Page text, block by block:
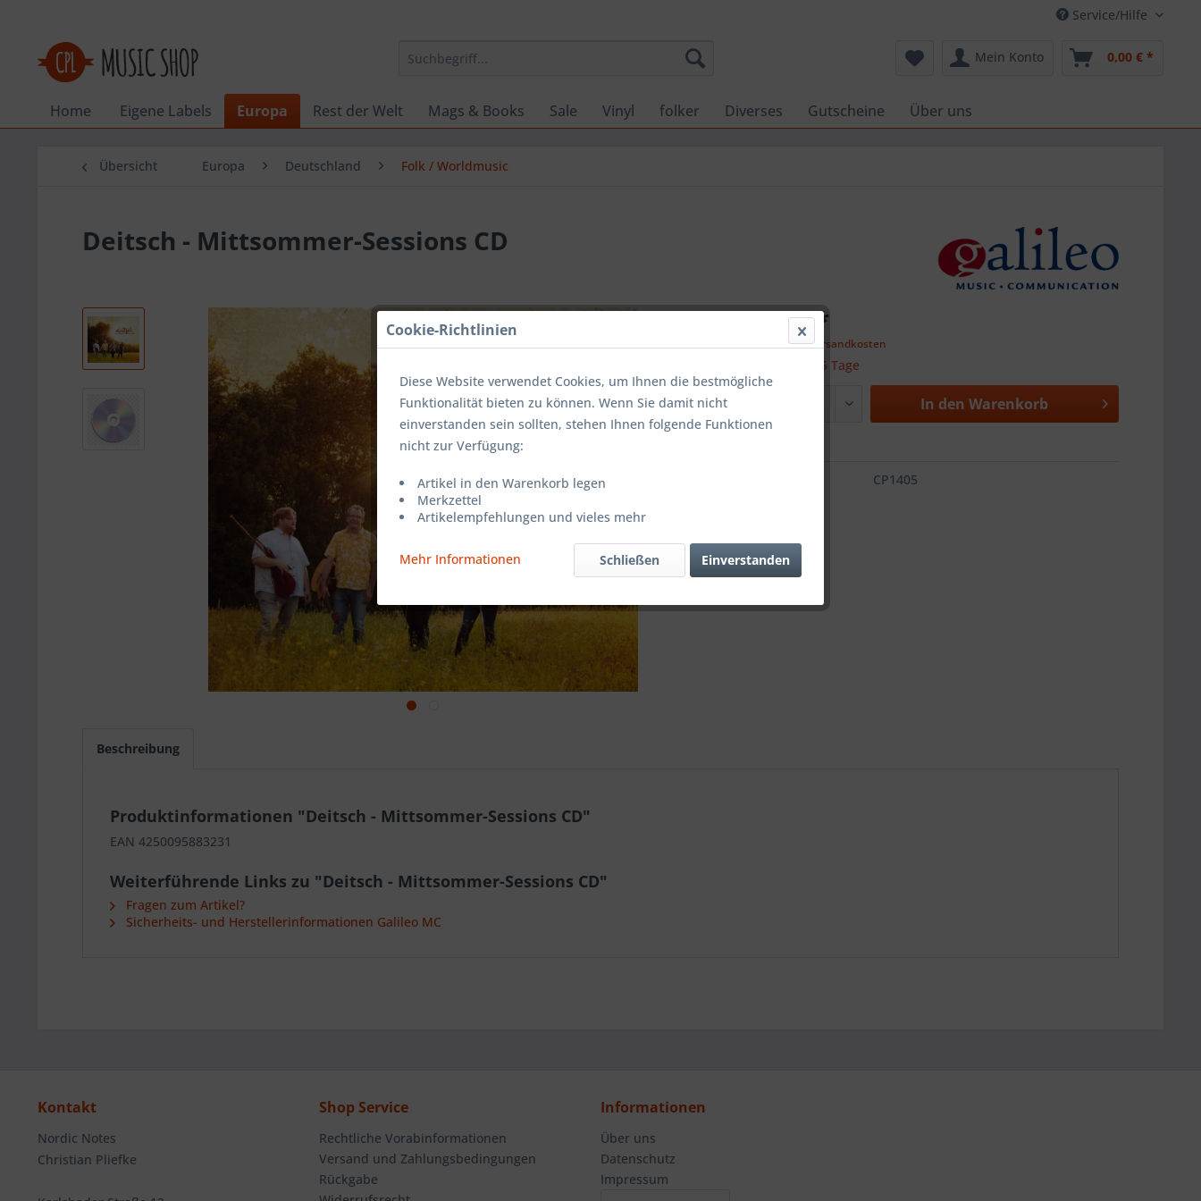
Service/Hilfe
Mein Konto 0,00 € *
Home Eigene Labels Europa Rest der Welt Mags & Books Sale Vinyl folker Diverses Gutscheine Über uns
Übersicht Europa Deutschland Folk / Worldmusic
Deitsch - Mittsommer-Sessions CD
17,99 € *
zzgl. Versandkosten
Lieferzeit ca. 5 Tage
In den Warenkorb
CP1405
Beschreibung
Produktinformationen "Deitsch - Mittsommer-Sessions CD"
EAN 4250095883231
Weiterführende Links zu "Deitsch - Mittsommer-Sessions CD"
Fragen zum Artikel?
Sicherheits- und Herstellerinformationen Galileo MC
Kontakt
Nordic Notes
Christian Pliefke
Shop Service
Rechtliche Vorabinformationen
Versand und Zahlungsbedingungen
Rückgabe
Informationen
Über uns
Datenschutz
Impressum
Cookie-Richtlinien
Diese Website verwendet Cookies, um Ihnen die bestmögliche
Funktionalität bieten zu können. Wenn Sie damit nicht
einverstanden sein sollten, stehen Ihnen folgende Funktionen
nicht zur Verfügung:
Artikel in den Warenkorb legen
Merkzettel
Artikelempfehlungen und vieles mehr
Mehr Informationen Einverstanden
Schließen